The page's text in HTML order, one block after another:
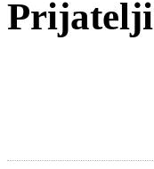
Prijatelji